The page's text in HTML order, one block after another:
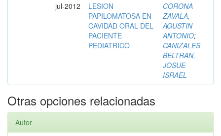
jul-2012
LESION
PAPILOMATOSA EN
CAVIDAD ORAL DEL
PACIENTE
PEDIATRICO
CORONA
ZAVALA,
AGUSTIN
ANTONIO;
CANIZALES
BELTRAN,
JOSUE
ISRAEL
Otras opciones relacionadas
Autor